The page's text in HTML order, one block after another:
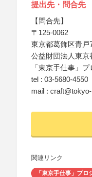
提出先・問合先
【問合先】
〒125-0062
東京都葛飾区青戸
公益財団法人東京
「東京手仕事」
tel : 03-5680-4550
mail :
関連リンク
「東京手仕事」プロ